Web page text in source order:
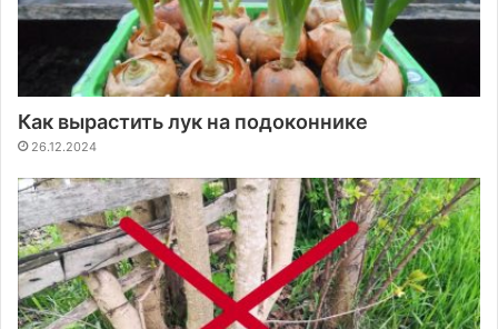
Как вырастить лук на подоконнике
26.12.2024